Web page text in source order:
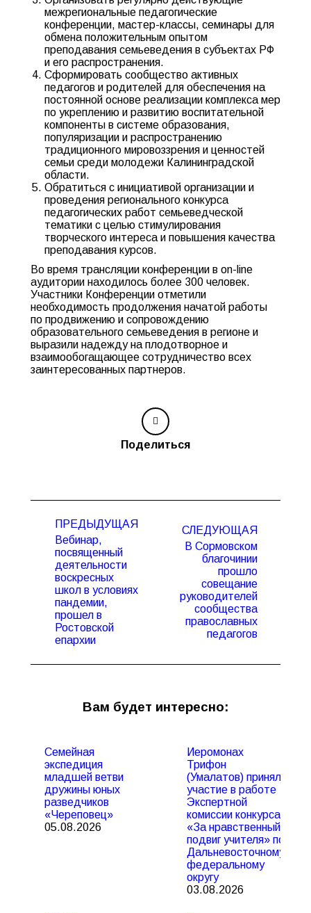
межрегиональные педагогические
конференции, мастер-классы, семинары для
обмена положительным опытом
преподавания семьеведения в субъектах РФ
и его распространения.
Сформировать сообщество активных
педагогов и родителей для обеспечения на
постоянной основе реализации комплекса мер
по укреплению и развитию воспитательной
компоненты в системе образования,
популяризации и распространению
традиционного мировоззрения и ценностей
семьи среди молодежи Калининградской
области.
Обратиться с инициативой организации и
проведения регионального конкурса
педагогических работ семьеведческой
тематики с целью стимулирования
творческого интереса и повышения качества
преподавания курсов.
Во время трансляции конференции в on-line
аудитории находилось более 300 человек.
Участники Конференции отметили
необходимость продолжения начатой работы
по продвижению и сопровождению
образовательного семьеведения в регионе и
выразили надежду на плодотворное и
взаимообогащающее сотрудничество всех
заинтересованных партнеров.
Поделиться
записям
ПРЕДЫДУЩАЯ
Предыдущая
запись:
Вебинар,
посвященный
деятельности
воскресных
школ в условиях
пандемии,
прошел в
Ростовской
епархии
СЛЕДУЮЩАЯ
Следующая
запись:
В Сормовском
благочинии
прошло
совещание
руководителей
сообщества
православных
педагогов
Вам будет интересно:
Семейная
экспедиция
младшей ветви
дружины юных
разведчиков
«Череповец»
05.08.2026
Иеромонах
Трифон
(Умалатов) принял
участие в работе
Экспертной
комиссии конкурса
«За нравственный
подвиг учителя» по
Дальневосточному
федеральному
округу
03.08.2026